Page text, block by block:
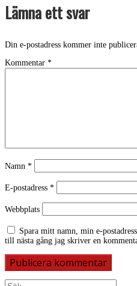
Lämna ett svar
Din e-postadress kommer inte
Kommentar *
Namn *
E-postadress *
Webbplats
Spara mitt namn, min e-
till nästa gång jag skriver en